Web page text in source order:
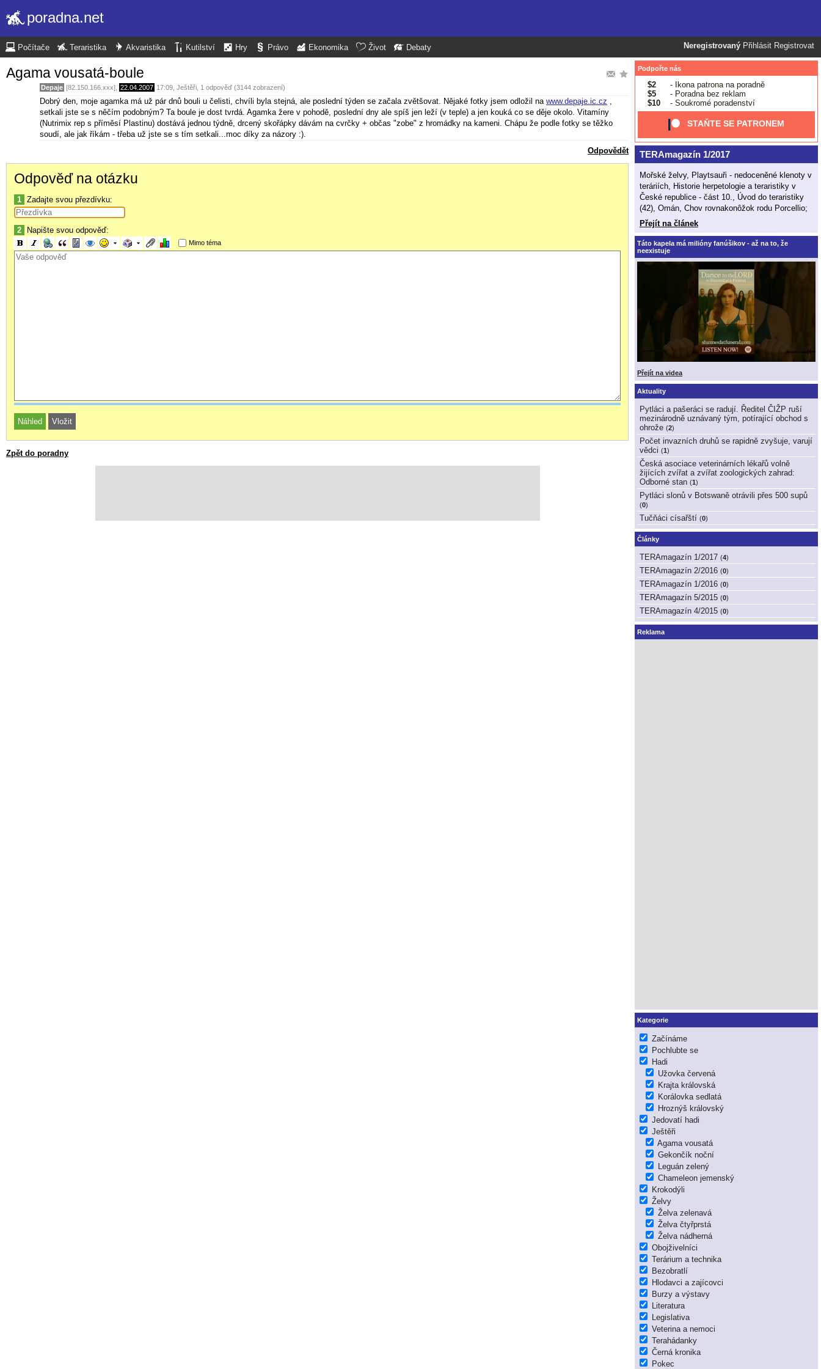
poradna.net
Neregistrovaný Přihlásit Registrovat
Počítače Teraristika Akvaristika Kutilství Hry Právo Ekonomika Život Debaty
Agama vousatá-boule
Depaje [82.150.166.xxx], 22.04.2007 17:09 Ještěři , 1 odpověď (3144 zobrazení)
Dobrý den, moje agamka má už pár dnů bouli u čelisti, chvíli byla stejná, ale poslední týden se začala zvětšovat. Nějaké fotky jsem odložil na www.depaje.ic.cz ,
setkali jste se s něčím podobným? Ta boule je dost tvrdá. Agamka žere v pohodě, poslední dny ale spíš jen leží (v teple) a jen kouká co se děje okolo. Vitamíny
(Nutrimix rep s příměsí Plastinu) dostává jednou týdně, drcený skořápky dávám na cvrčky + občas "zobe" z hromádky na kameni. Chápu že podle fotky se těžko
soudí, ale jak říkám - třeba už jste se s tím setkali...moc díky za názory :).
Odpovědět
Odpověď na otázku
1 Zadajte svou přezdívku:
2 Napište svou odpověď:
Mimo téma
Zpět do poradny
Podpořte nás
$2
- Ikona patrona na poradně
$5
- Poradna bez reklam
$10
- Soukromé poradenství
STAŇTE SE PATRONEM
TERAmagazín 1/2017
Mořské želvy, Playtsauři - nedoceněné klenoty v
teráriích, Historie herpetologie a teraristiky v
České republice - část 10., Úvod do teraristiky
(42), Omán, Chov rovnakonôžok rodu Porcellio;
Přejít na článek
Táto kapela má milióny fanúšikov - až na to, že
neexistuje
Přejít na videa
Aktuality
Pytláci a pašeráci se radují. Ředitel ČIŽP ruší
mezinárodně uznávaný tým, potírající obchod s
ohrože (2)
Počet invazních druhů se rapidně zvyšuje, varují
vědci (1)
Česká asociace veterinárních lékařů volně
žijících zvířat a zvířat zoologických zahrad:
Odborné stan (1)
Pytláci slonů v Botswaně otrávili přes 500 supů
(0)
Tučňáci císařští (0)
Články
TERAmagazín 1/2017 (4)
TERAmagazín 2/2016 (0)
TERAmagazín 1/2016 (0)
TERAmagazín 5/2015 (0)
TERAmagazín 4/2015 (0)
Reklama
Kategorie
Začínáme
Pochlubte se
Hadi
Užovka červená
Krajta královská
Korálovka sedlatá
Hroznýš královský
Jedovatí hadi
Ještěři
Agama vousatá
Gekončík noční
Leguán zelený
Chameleon jemenský
Krokodýli
Želvy
Želva zelenavá
Želva čtyřprstá
Želva nádherná
Obojživelníci
Terárium a technika
Bezobratlí
Hlodavci a zajícovci
Burzy a výstavy
Literatura
Legislativa
Veterina a nemoci
Terahádanky
Černá kronika
Pokec